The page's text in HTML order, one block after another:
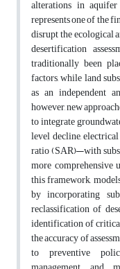
alterations in
represents one of the
disrupt the ecological
desertification
traditionally been
factors, while land
as an independent
however, new
to integrate
level decline,
ratio (SAR)—with
more comprehensive
this framework,
by incorporating
reclassification of
identification of
the accuracy of
to preventive